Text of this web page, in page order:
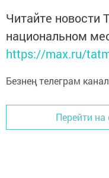
Читайте новости
национальном
https://max.ru/
Безнең телеграм
Перейти на